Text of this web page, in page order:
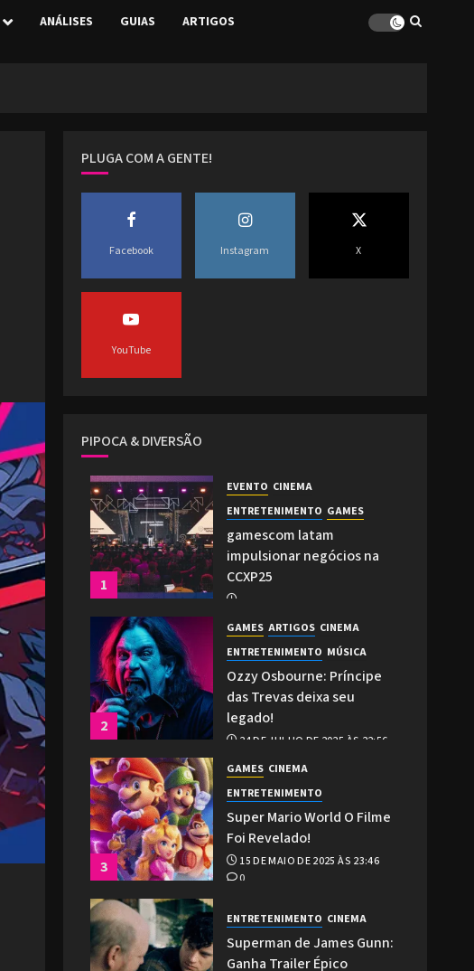
ANÁLISES GUIAS ARTIGOS
PLUGA COM A GENTE!
Facebook Instagram X
YouTube
PIPOCA & DIVERSÃO
1
EVENTO CINEMA
ENTRETENIMENTO GAMES
gamescom latam
impulsionar negócios na
CCXP25
0
2
GAMES ARTIGOS CINEMA
ENTRETENIMENTO MÚSICA
Ozzy Osbourne: Príncipe
das Trevas deixa seu
legado!
24 DE JULHO DE 2025 ÀS 22:56
3
GAMES CINEMA
ENTRETENIMENTO
Super Mario World O Filme
Foi Revelado!
15 DE MAIO DE 2025 ÀS 23:46
0
ENTRETENIMENTO CINEMA
Superman de James Gunn:
Ganha Trailer Épico